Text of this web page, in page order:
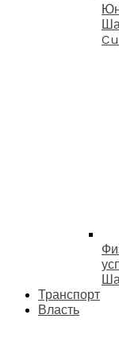
Транспорт
Власть